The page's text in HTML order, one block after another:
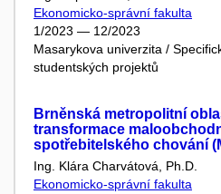
Ekonomicko-správní fakulta
1/2023 — 12/2023
Masarykova univerzita /
studentských projektů
Brněnská metropolitní
transformace
spotřebitelského chování
Ing. Klára Charvátová, Ph.D.
Ekonomicko-správní fakulta